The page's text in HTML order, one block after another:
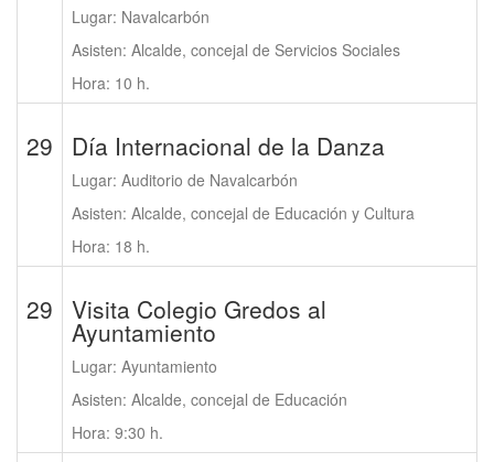
Lugar: Navalcarbón
Asisten: Alcalde, concejal de Servicios Sociales
Hora: 10 h.
29 Día Internacional de la Danza
Lugar: Auditorio de Navalcarbón
Asisten: Alcalde, concejal de Educación y Cultura
Hora: 18 h.
29 Visita Colegio Gredos al
Ayuntamiento
Lugar: Ayuntamiento
Asisten: Alcalde, concejal de Educación
Hora: 9:30 h.